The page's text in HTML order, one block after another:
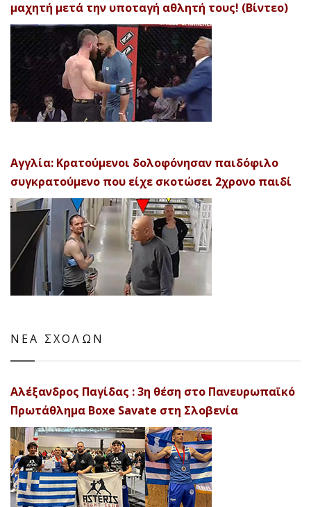
μαχητή μετά την υποταγή αθλητή τους! (Βίντεο)
Αγγλία: Κρατούμενοι δολοφόνησαν παιδόφιλο
συγκρατούμενο που είχε σκοτώσει 2χρονο παιδί
ΝΕΑ ΣΧΟΛΩΝ
Αλέξανδρος Παγίδας : 3η θέση στο Πανευρωπαϊκό
Πρωτάθλημα Boxe Savate στη Σλοβενία